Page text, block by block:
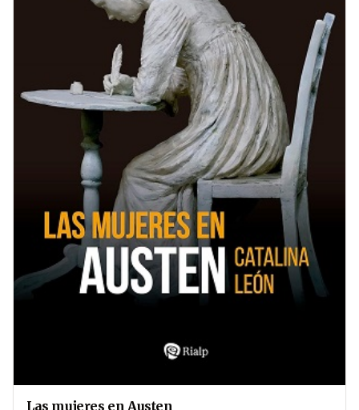
Las mujeres en Austen